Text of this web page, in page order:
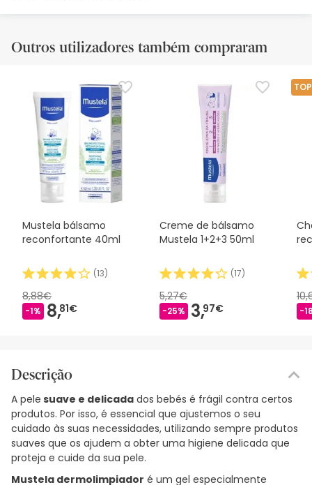
Outros utilizadores também compraram
Mustela bálsamo
reconfortante 40ml
(13)
8,88€
-1% 8,81€
Creme de bálsamo
Mustela 1+2+3 50ml
(17)
5,27€
-25% 3,97€ -
Descrição
A pele suave e delicada dos bebés é frágil contra certos
produtos. Por isso, é essencial que ajustemos o seu
cuidado às suas necessidades, utilizando sempre produtos
suaves que os ajudem a obter uma higiene delicada que
proteja e cuide da sua pele.
Mustela dermolimpiador é um gel especialmente